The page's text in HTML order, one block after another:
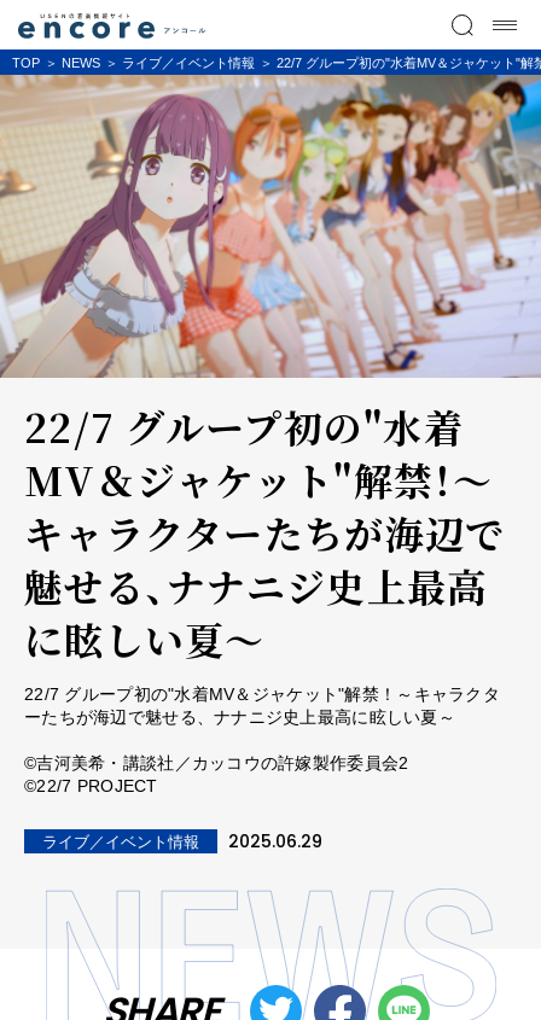
TOP NEWS ライブ／イベント情報 22/7 グループ初の"水着MV＆ジャケット"
22/7 グループ初の"水着
MV＆ジャケット"解禁！～
キャラクターたちが海辺で
魅せる、ナナニジ史上最高
に眩しい夏～
22/7 グループ初の"水着MV＆ジャケット"解禁！～キャラクタ
ーたちが海辺で魅せる、ナナニジ史上最高に眩しい夏～
©吉河美希・講談社／カッコウの許嫁製作委員会2
©22/7 PROJECT
ライブ／イベント情報 2025.06.29